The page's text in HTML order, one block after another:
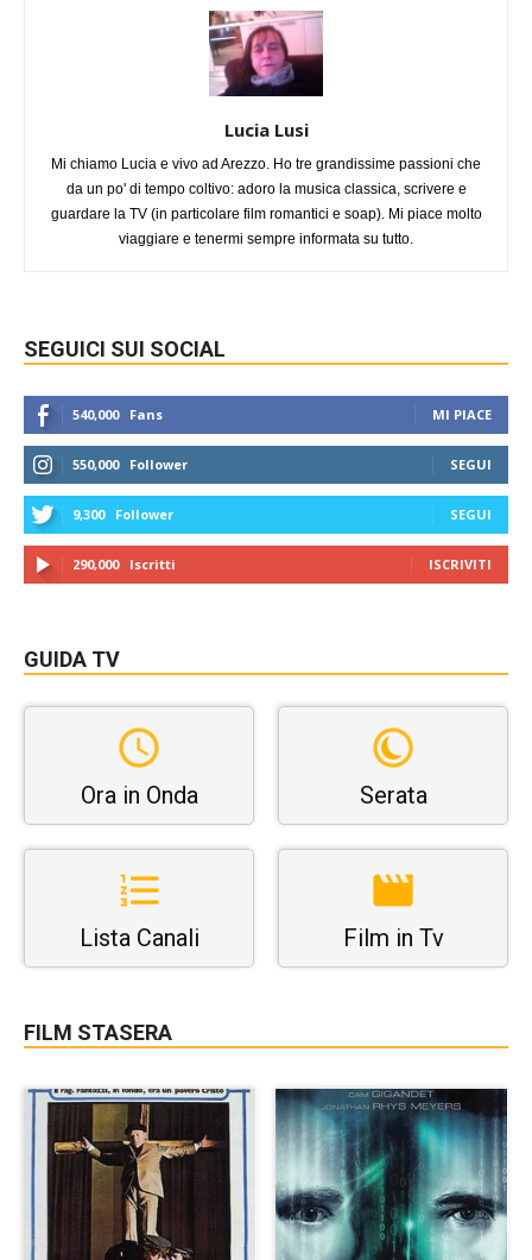
Lucia Lusi
Mi chiamo Lucia e vivo ad Arezzo. Ho tre grandissime passioni che
da un po' di tempo coltivo: adoro la musica classica, scrivere e
guardare la TV (in particolare film romantici e soap). Mi piace molto
viaggiare e tenermi sempre informata su tutto.
SEGUICI SUI SOCIAL
540,000 Fans MI PIACE
550,000 Follower SEGUI
9,300 Follower SEGUI
290,000 Iscritti ISCRIVITI
GUIDA TV
Ora in Onda Serata
Lista Canali Film in Tv
FILM STASERA